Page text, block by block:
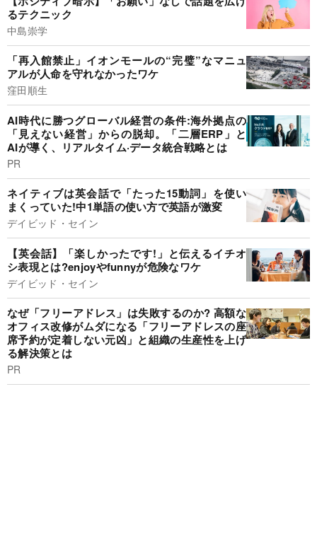
るテクニック
中島崇学
「再入館禁止」イオンモールの“完璧”なマニュ
アルが人命を守れなかったワケ
窪田順生
AI時代に勝つグローバル経営の条件:海外拠点の
「見えない経営」からの脱却。「二層ERP」と
AIが導く、リアルタイム·データ統合戦略とは
PR
ネイティブは英会話で「たった15動詞」を使い
まくっていた!中1単語の使い方で英語が激変
デイビッド・セイン
【英会話】「楽しかったです!」と伝えるイチオ
シ表現とは?enjoyやfunnyが危険なワケ
デイビッド・セイン
なぜ「フリーアドレス」は失敗するのか? 高額な
オフィス改修がムダになる「フリーアドレスの座
席予約が定着しない元凶」と組織の生産性を上げ
る解決策とは
PR